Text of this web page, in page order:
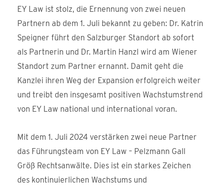
EY Law ist stolz, die Ernennung von zwei neuen
Partnern ab dem 1. Juli bekannt zu geben: Dr. Katrin
Speigner führt den Salzburger Standort ab sofort
als Partnerin und Dr. Martin Hanzl wird am Wiener
Standort zum Partner ernannt. Damit geht die
Kanzlei ihren Weg der Expansion erfolgreich weiter
und treibt den insgesamt positiven Wachstumstrend
von EY Law national und international voran.
Mit dem 1. Juli 2024 verstärken zwei neue Partner
das Führungsteam von EY Law – Pelzmann Gall
Größ Rechtsanwälte. Dies ist ein starkes Zeichen
des kontinuierlichen Wachstums und